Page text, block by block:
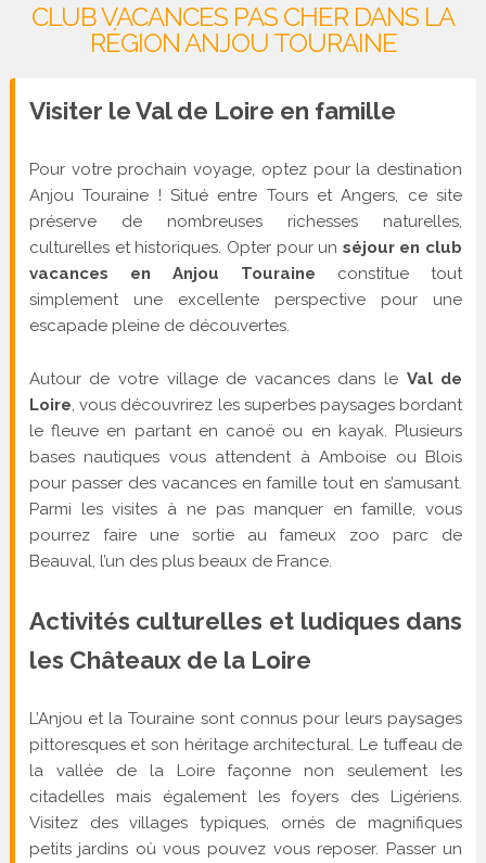
CLUB VACANCES PAS CHER DANS LA
RÉGION ANJOU TOURAINE
Visiter le Val de Loire en famille
Pour votre prochain voyage, optez pour la destination
Anjou Touraine ! Situé entre Tours et Angers, ce site
préserve de nombreuses richesses naturelles,
culturelles et historiques. Opter pour un séjour en club
vacances en Anjou Touraine constitue tout
simplement une excellente perspective pour une
escapade pleine de découvertes.
Autour de votre village de vacances dans le Val de
Loire, vous découvrirez les superbes paysages bordant
le fleuve en partant en canoë ou en kayak. Plusieurs
bases nautiques vous attendent à Amboise ou Blois
pour passer des vacances en famille tout en s’amusant.
Parmi les visites à ne pas manquer en famille, vous
pourrez faire une sortie au fameux zoo parc de
Beauval, l’un des plus beaux de France.
Activités culturelles et ludiques dans
les Châteaux de la Loire
L’Anjou et la Touraine sont connus pour leurs paysages
pittoresques et son héritage architectural. Le tuffeau de
la vallée de la Loire façonne non seulement les
citadelles mais également les foyers des Ligériens.
Visitez des villages typiques, ornés de magnifiques
petits jardins où vous pouvez vous reposer. Passer un